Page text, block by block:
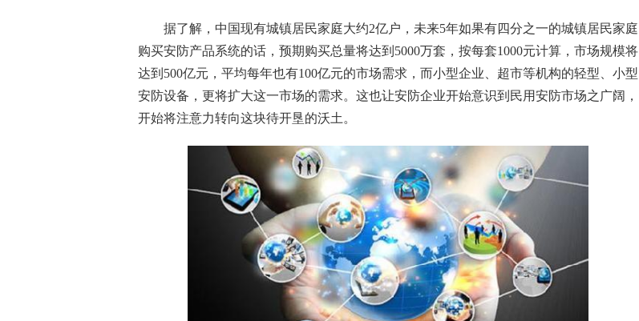
据了解，中国现有城镇居民家庭大约2亿户，未来5年如果有四分之一的城镇居民家庭
购买安防产品系统的话，预期购买总量将达到5000万套，按每套1000元计算，市场规模将
达到500亿元，平均每年也有100亿元的市场需求，而小型企业、超市等机构的轻型、小型
安防设备，更将扩大这一市场的需求。这也让安防企业开始意识到民用安防市场之广阔，
开始将注意力转向这块待开垦的沃土。